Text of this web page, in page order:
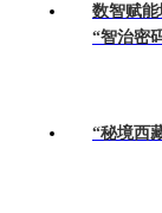
数智赋
“智治密
“秘境西